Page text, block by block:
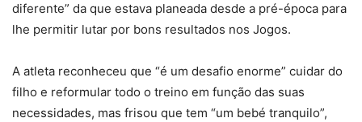
diferente” da que estava planeada desde a pré-época para
lhe permitir lutar por bons resultados nos Jogos.
A atleta reconheceu que “é um desafio enorme” cuidar do
filho e reformular todo o treino em função das suas
necessidades, mas frisou que tem “um bebé tranquilo”,